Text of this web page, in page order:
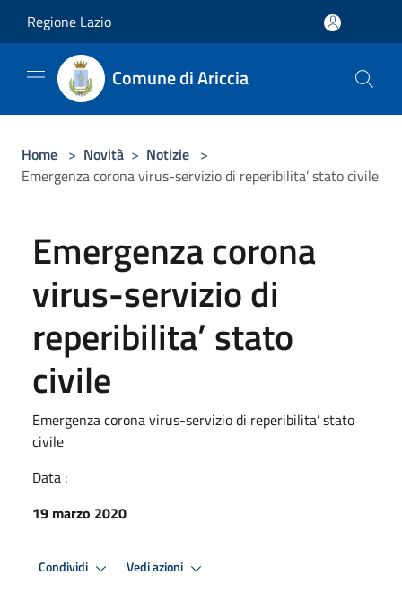
Regione Lazio
Comune di Ariccia
Home > Novità > Notizie >
Emergenza corona virus-servizio di reperibilita’ stato civile
Emergenza corona
virus-servizio di
reperibilita’ stato
civile
Emergenza corona virus-servizio di reperibilita’ stato
civile
Data :
19 marzo 2020
Condividi Vedi azioni